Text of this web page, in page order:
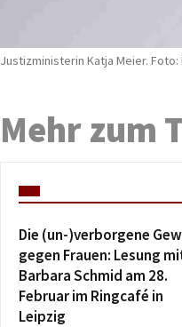
Justizministerin Katja Meier. Foto:
Mehr zum
Die (un-)verborgene
gegen Frauen: Lesung
Barbara Schmid am 28.
Februar im Ringcafé in
Leipzig